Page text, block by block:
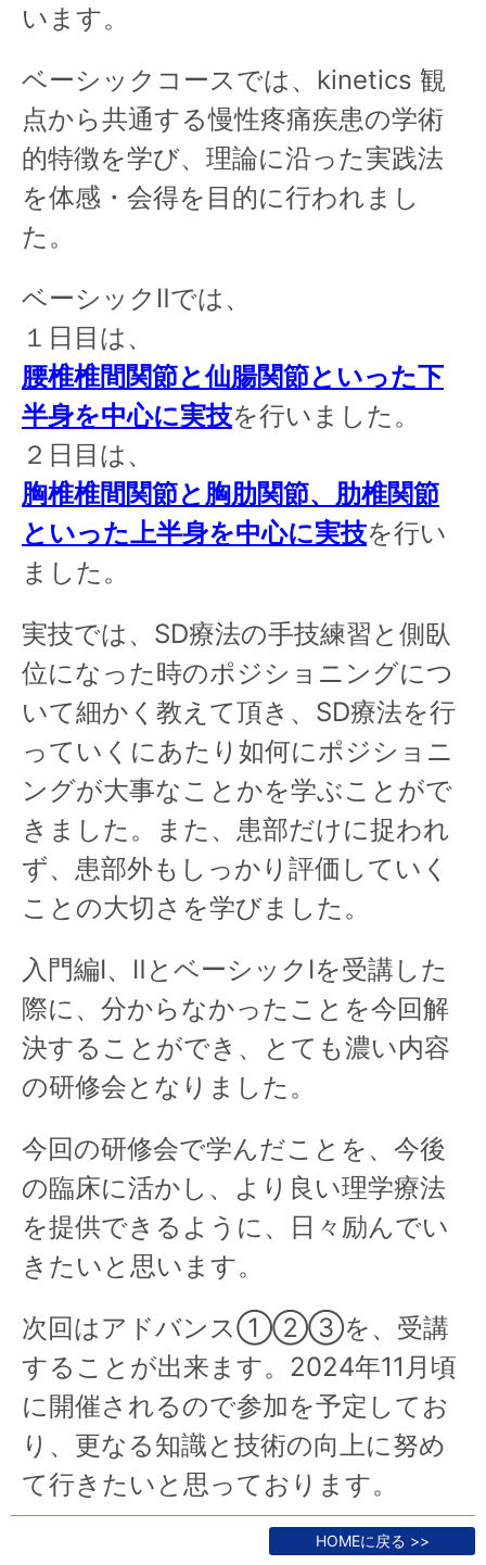
います。
ベーシックコースでは、kinetics 観
点から共通する慢性疼痛疾患の学術
的特徴を学び、理論に沿った実践法
を体感・会得を目的に行われまし
た。
ベーシックⅡでは、
１日目は、
腰椎椎間関節と仙腸関節といった下
半身を中心に実技を行いました。
２日目は、
胸椎椎間関節と胸肋関節、肋椎関節
といった上半身を中心に実技を行い
ました。
実技では、SD療法の手技練習と側臥
位になった時のポジショニングにつ
いて細かく教えて頂き、SD療法を行
っていくにあたり如何にポジショニ
ングが大事なことかを学ぶことがで
きました。また、患部だけに捉われ
ず、患部外もしっかり評価していく
ことの大切さを学びました。
入門編Ⅰ、ⅡとベーシックⅠを受講した
際に、分からなかったことを今回解
決することができ、とても濃い内容
の研修会となりました。
今回の研修会で学んだことを、今後
の臨床に活かし、より良い理学療法
を提供できるように、日々励んでい
きたいと思います。
次回はアドバンス①②③を、受講
することが出来ます。2024年11月頃
に開催されるので参加を予定してお
り、更なる知識と技術の向上に努め
て行きたいと思っております。
HOMEに戻る >>